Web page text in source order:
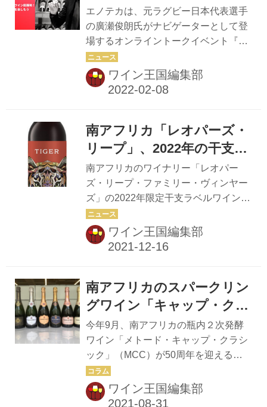
アフリカ最高峰のカベルネの1本に輝
いたことで一躍脚光を浴びたワイナリ
ー。同商品のラベルには「スターク・
コンデ・ワインズ」が当時使っていた
プレス機が描かれ、年月を経た今日も
変わることのないクラフトマン精神を
リカワインを知るオンライ
ンセミナー開催！
エノテカは、元ラグビー日本代表選手
の廣瀬俊朗氏がナビゲーターとして登
場するオンライントークイベント『廣
瀬俊朗のワインにトライ！』を3月12
日に開催する。 ラグビー×ワインの斬
新なトークイベント 毎回さまざまな国
違う視点から、より気軽に楽しめる本
イベント。 リアルタイムで廣瀬氏と生
く、チャットやアンケートでコミュニ
ケーションを取りながら、廣瀬氏と一
緒にワインのテイスティングもできる
のが魅力だ。 第2回目となる今回のテ
ーマは「南アフリカ」。南アフリカで
国民的スポーツとして親しまれるラグ
ワイン王国編集部
南アフリカ「レオパーズ・
リープ」、2022年の干支ラ
ベル『タイガー・レッド』
発売
南アフリカのワイナリー「レオパー
ズ・リープ・ファミリー・ヴィンヤー
ズ」の2022年限定干支ラベルワイン
『タイガー・レッド』を12月16日から
数量限定で発売する。 『タイガー・レ
ッド』は2022年の干支・寅をモチーフ
かな虎の絵柄は“虎の子”をコンセプト
として描かれたもので、飲み手にとっ
になるようにという思いが込められて
いる。 「レオパーズ・リープ・ファミ
リー・ヴィンヤーズ」とは 南アフリカ
のワイン産業近代化の先駆者であるル
パート家が1999年に設立。世界40カ国
ワイン王国編集部
南アフリカのスパークリン
グワイン「キャップ・クラ
シック」と 「グラハム・
ベック・ワインズ」の美味
しさの秘密
今年9月、南アフリカの瓶内２次発酵
ワイン「メトード・キャップ・クラシ
ック」（MCC）が50周年を迎える。
これを記念し、キャップ・クラシック
生産者協会（CCPA）会長で「グラハ
ム・ベック・ワインズ」醸造長のピー
ワイン王国編集部